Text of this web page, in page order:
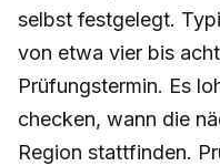
selbst festgelegt.
von etwa vier bis
Prüfungstermin. Es
checken, wann die
Region stattfinden.